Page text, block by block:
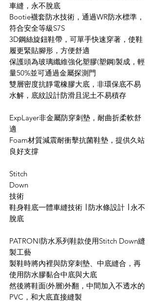
車縫，永不脫底
Bootie襪套防水技術，通過WR防水標準，
符合安全等級S7S
3D鋼絲旋鈕鞋帶，可單手快速穿著，使鞋
履更緊貼腳形，方便舒適
保護頭為玻璃纖維強化塑膠(塑鋼)製成，輕
量50%並可通過金屬探測門
雙層密度抗靜電橡膠大底，非環保底不易
水解，底紋設計防滑且泥土不易積存
ExpLayer非金屬防穿刺墊，耐曲折柔軟舒
適
Foam材質減震耐衝擊抗菌鞋墊，提供久站
良好支撐
Stitch
Down
技術
鞋身鞋底一體車縫技術 ∣ 防水條設計 ∣ 永不
脫底
PATRONI防水系列鞋款使用Stitch Down縫
製工藝
製鞋時將內裡與防穿刺墊、中底縫合，再
使用防水膠黏合中底與大底
然後將鞋面(外層)外翻，中間加入不透水的
PVC，和大底直接縫製